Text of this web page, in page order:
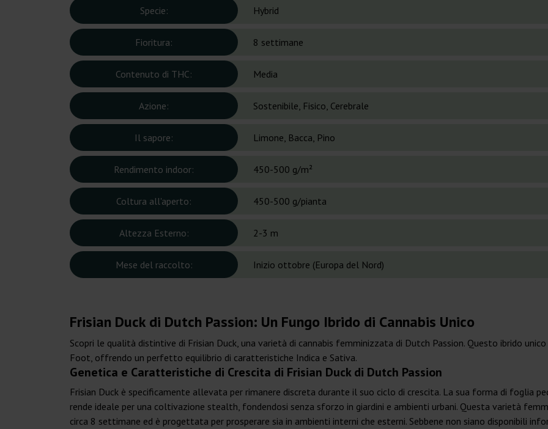
Specie: Hybrid
Fioritura: 8 settimane
Contenuto di THC: Media
Azione: Sostenibile, Fisico, Cerebrale
Il sapore: Limone, Bacca, Pino
Rendimento indoor: 450-500 g/m²
Coltura all'aperto: 450-500 g/pianta
Altezza Esterno: 2-3 m
Mese del raccolto: Inizio ottobre (Europa del Nord)
Frisian Duck di Dutch Passion: Un Fungo Ibrido di Cannabis Unico
Scopri le qualità distintive di Frisian Duck, una varietà di cannabis femminizzata di Dutch Passion. Questo ibrido
Foot, offrendo un perfetto equilibrio di caratteristiche Indica e Sativa.
Genetica e Caratteristiche di Crescita di Frisian Duck di Dutch Passion
Frisian Duck è specificamente allevata per rimanere discreta durante il suo ciclo di crescita. La sua forma di foglia
rende ideale per una coltivazione stealth, fondendosi senza sforzo in giardini e ambienti urbani. Questa varietà
circa 8 settimane ed è progettata per prosperare sia in ambienti interni che esterni. Sebbene non siano disponibili